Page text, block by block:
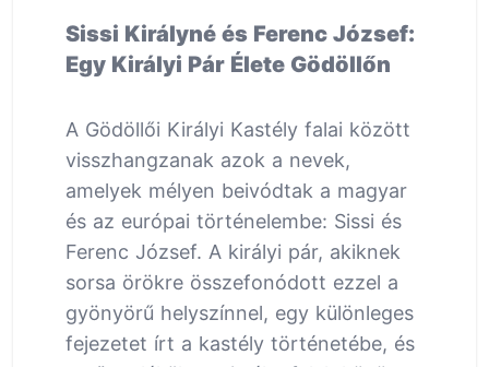
Sissi Királyné és Ferenc József:
Egy Királyi Pár Élete Gödöllőn
A Gödöllői Királyi Kastély falai között
visszhangzanak azok a nevek,
amelyek mélyen beivódtak a magyar
és az európai történelembe: Sissi és
Ferenc József. A királyi pár, akiknek
sorsa örökre összefonódott ezzel a
gyönyörű helyszínnel, egy különleges
fejezetet írt a kastély történetébe, és